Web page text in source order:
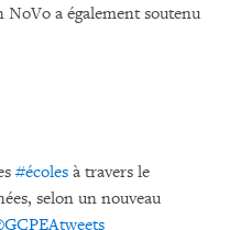
a également soutenu
#écoles à travers le
selon un nouveau